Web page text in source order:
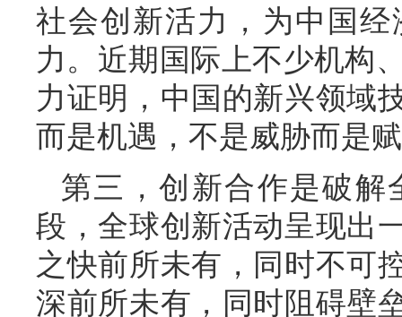
社会创新活力，为中国
力。近期国际上不少机构
力证明，中国的新兴领域
而是机遇，不是威胁而是
第三，创新合作是破解
段，全球创新活动呈现出
之快前所未有，同时不可
深前所未有，同时阻碍壁